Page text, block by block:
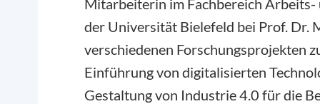
Mitarbeiterin im Fachbereich
der Universität Bielefeld bei Prof. Dr.
verschiedenen Forschungsprojekten
Einführung von digitalisierten
Gestaltung von Industrie 4.0 für die